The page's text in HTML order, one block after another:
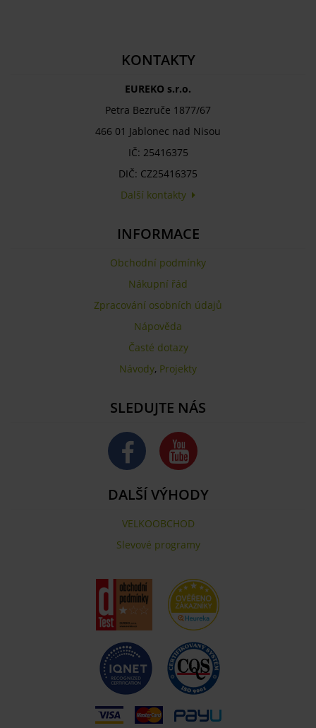
KONTAKTY
EUREKO s.r.o.
Petra Bezruče 1877/67
466 01 Jablonec nad Nisou
IČ: 25416375
DIČ: CZ25416375
Další kontakty
INFORMACE
Obchodní podmínky
Nákupní řád
Zpracování osobních údajů
Nápověda
Časté dotazy
Návody, Projekty
SLEDUJTE NÁS
DALŠÍ VÝHODY
VELKOOBCHOD
Slevové programy